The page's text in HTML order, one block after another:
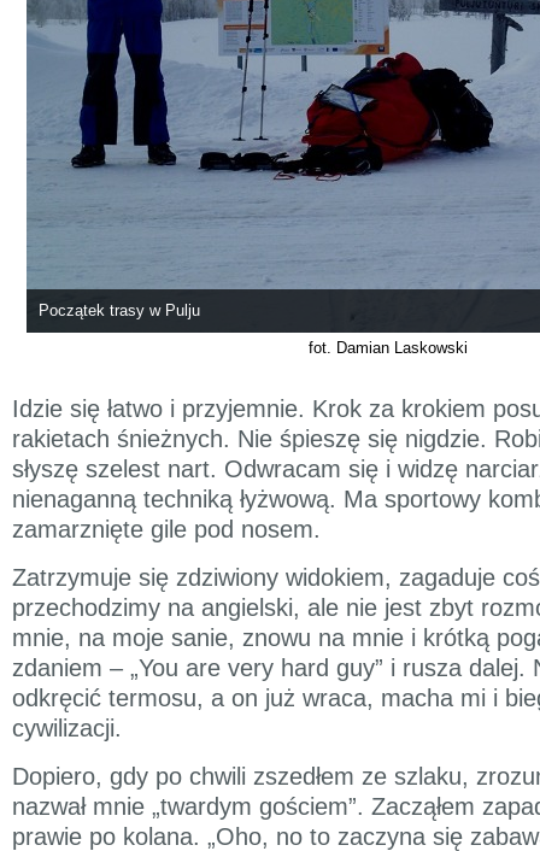
Początek trasy w Pulju
fot. Damian Laskowski
Idzie się łatwo i przyjemnie. Krok za krokiem
rakietach śnieżnych. Nie śpieszę się nigdzie.
słyszę szelest nart. Odwracam się i widzę
nienaganną techniką łyżwową. Ma sportowy
zamarznięte gile pod nosem.
Zatrzymuje się zdziwiony widokiem, zagaduje
przechodzimy na angielski, ale nie jest zbyt
mnie, na moje sanie, znowu na mnie i krótką
zdaniem – „You are very hard guy” i rusza dalej.
odkręcić termosu, a on już wraca, macha mi i
cywilizacji.
Dopiero, gdy po chwili zszedłem ze szlaku,
nazwał mnie „twardym gościem”. Zacząłem
prawie po kolana. „Oho, no to zaczyna się